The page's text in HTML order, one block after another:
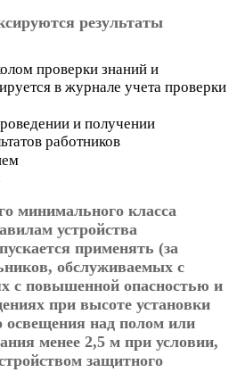
результаты
проверки знаний и
в журнале учета проверки
и получении
работников
минимального класса
устройства
применять (за
обслуживаемых с
с повышенной опасностью и
при высоте установки
освещения над полом или
менее 2,5 м при условии,
защитного